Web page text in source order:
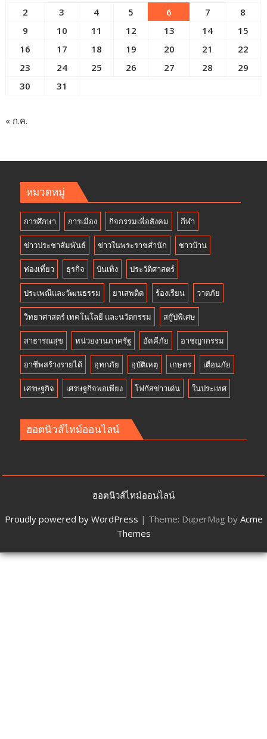
2
3 4 5 6 7
8
9
10 11 12 13 14
15
16
17 18 19 20 21
22
23
24 25 26 27 28
29
30
31
« ก.ค.
หมวดหมู่
การศึกษา การเมือง กิจกรรมเพื่อสังคม กีฬา
ข่าวประชาสัมพันธ์ ข่าวในพระราชสำนัก ชาวบ้าน
ท่องเที่ยว ธุรกิจ บันเทิง ประวัติศาสตร์
ประเพณีและวัฒนธรรม ยาเสพติด ร้องเรียน วาตภัย
วิทยาศาสตร์ เทคโนโลยี และนวัตกรรม สกู๊ปพิเศษ
สาธารณสุข หน่วยงานภาครัฐ อัคคีภัย อาชญากรรม
อาชีพสร้างรายได้ อุทกภัย อุบัติเหตุ เกษตร เตือนภัย
เศรษฐกิจ เศรษฐกิจพอเพียง โฟกัสข่าวเด่น ในประเทศ
ฮอตนิวส์ไทม์ออนไลน์
ฮอตนิวส์ไทม์ออนไลน์
Proudly powered by WordPress | Theme: DuperMag by Acme
Themes